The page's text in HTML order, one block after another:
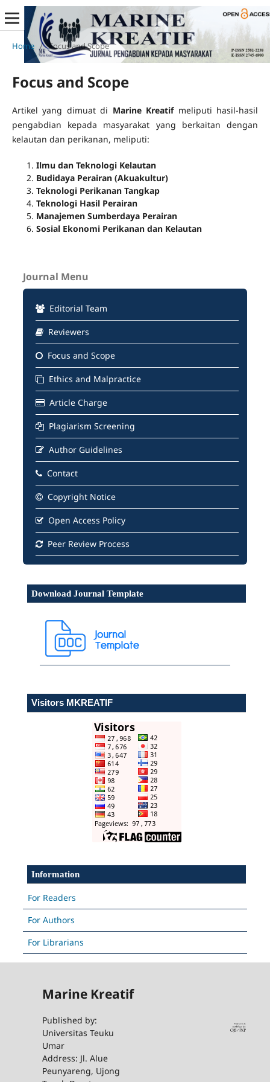
Home / Focus and Scope
Focus and Scope
Artikel yang dimuat di Marine Kreatifmeliputi hasil-hasil
pengabdian kepada masyarakat yang berkaitan dengan
kelautan dan perikanan, meliputi:
Ilmu dan Teknologi Kelautan
Budidaya Perairan (Akuakultur)
Teknologi Perikanan Tangkap
Teknologi Hasil Perairan
Manajemen Sumberdaya Perairan
Sosial Ekonomi Perikanan dan Kelautan
Journal Menu
Editorial Team
Reviewers
Focus and Scope
Ethics and Malpractice
Article Charge
Plagiarism Screening
Author Guidelines
Contact
Copyright Notice
Open Access Policy
Peer Review Process
Download Journal Template
Visitors MKREATIF
Information
For Readers
For Authors
For Librarians
Marine Kreatif
Published by:
Universitas Teuku
Umar
Address: Jl. Alue
Peunyareng, Ujong